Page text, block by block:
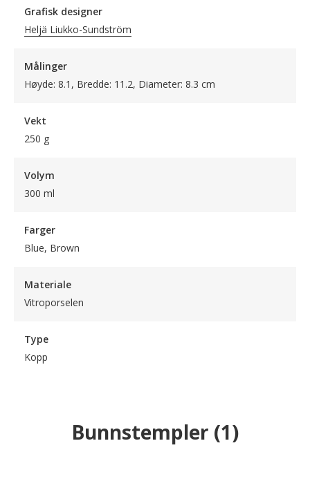
Grafisk designer
Heljä Liukko-Sundström
Målinger
Høyde: 8.1, Bredde: 11.2, Diameter: 8.3 cm
Vekt
250 g
Volym
300 ml
Farger
Blue, Brown
Materiale
Vitroporselen
Type
Kopp
Bunnstempler (1)